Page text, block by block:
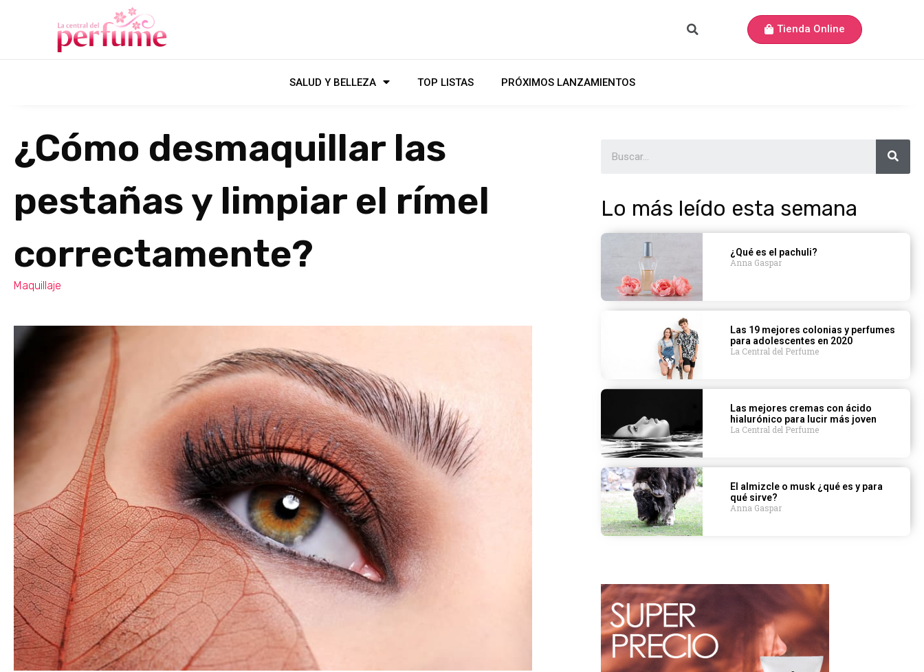
Tienda Online
SALUD Y BELLEZA TOP LISTAS PRÓXIMOS LANZAMIENTOS
¿Cómo desmaquillar las
pestañas y limpiar el rímel
correctamente?
Maquillaje
Lo más leído esta semana
¿Qué es el pachuli?
Anna Gaspar
Las 19 mejores colonias y perfumes
para adolescentes en 2020
La Central del Perfume
Las mejores cremas con ácido
hialurónico para lucir más joven
La Central del Perfume
El almizcle o musk ¿qué es y para
qué sirve?
Anna Gaspar